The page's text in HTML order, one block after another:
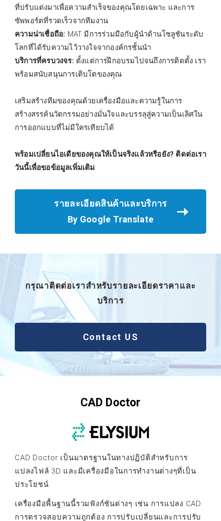
ที่ปรับแต่งมาเพื่อความสำเร็จของคุณโดยเฉพาะ และการ
ซัพพอร์ตที่รวดเร็วจากทีมงาน
ความน่าเชื่อถือ: MAT มีการร่วมมือกับผู้นำด้านโซลูชันระดับ
โลกที่ได้รับความไว้วางใจจากองค์กรชั้นนำ
บริการที่ครบวงจร: ตั้งแต่การฝึกอบรมไปจนถึงการติดตั้ง เรา
พร้อมสนับสนุนการเติบโตของคุณ
เสริมสร้างทีมของคุณด้วยเครื่องมือและความรู้ในการ
สร้างสรรค์นวัตกรรมอย่างมั่นใจและบรรลุสู่ความเป็นเลิศใน
การออกแบบที่ไม่มีใครเทียบได้
พร้อมเปลี่ยนไอเดียของคุณให้เป็นจริงแล้วหรือยัง? ติดต่อเรา
วันนี้เพื่อขอข้อมูลเพิ่มเติม
รายละเอียดสินค้าและบริการ
By Google Translate
กรุณาติดต่อเราสำหรับรายละเอียดราคาและ
บริการ
Contact US
CAD Doctor
CAD Doctor เป็นมาตรฐานในทางปฏิบัติสำหรับการ
แปลงไฟล์ 3D และมีเครื่องมือในการทำงานต่างๆที่เป็น
ประโยชน์
เครื่องมือพื้นฐานนี้รวมฟังก์ชันต่างๆ เช่น การแปลง CAD
การตรวจสอบความถูกต้อง การปรับเปลี่ยนและการปรับ